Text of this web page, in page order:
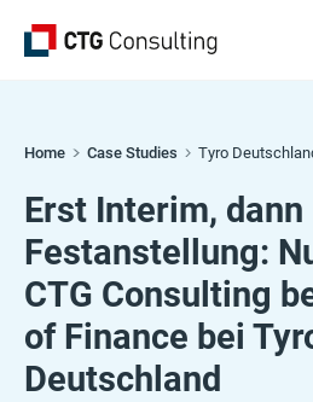
Home Case Studies Tyro
Erst Interim, dann
Festanstellung:
CTG Consulting
of Finance bei
Deutschland